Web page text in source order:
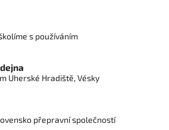
s používáním
Uherské Hradiště, Vésky
přepravní společností